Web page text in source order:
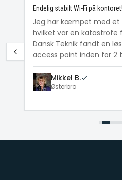
Endelig stabilt Wi-Fi på kontoret!
Jeg har kæmpet med et
hvilket var en katastrofe
Dansk Teknik fandt en
access point inden for 2
Mikkel B.
Østerbro